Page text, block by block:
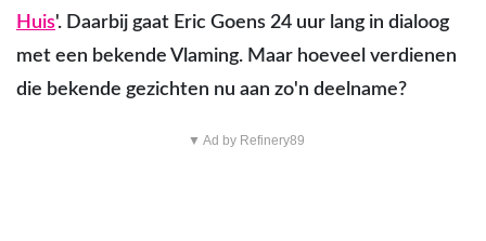
Huis'. Daarbij gaat Eric Goens 24 uur lang in dialoog
met een bekende Vlaming. Maar hoeveel verdienen
die bekende gezichten nu aan zo'n deelname?
▼ Ad by Refinery89